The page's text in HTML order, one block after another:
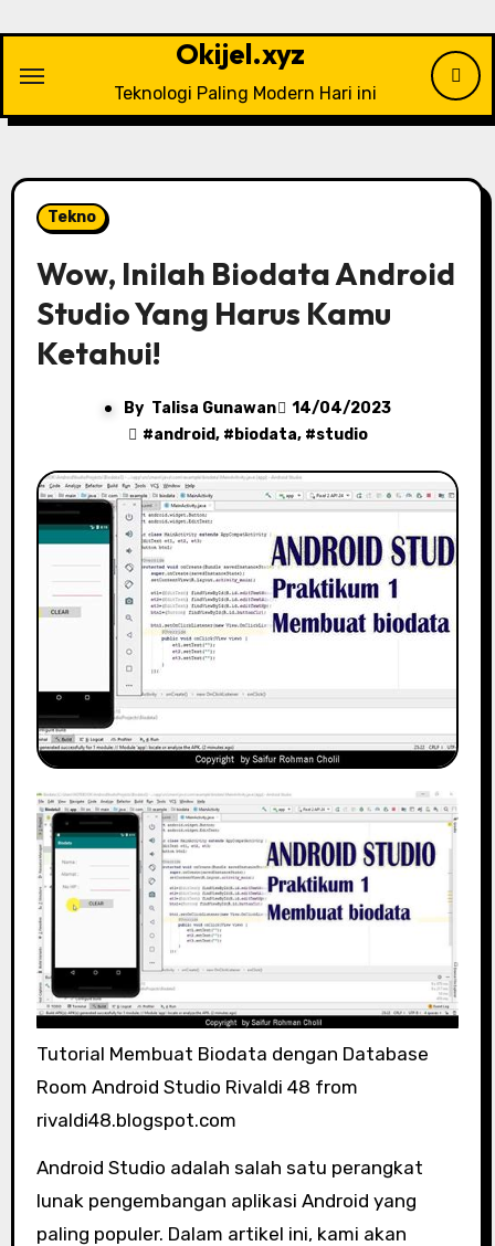
content
Okijel.xyz
Teknologi Paling Modern Hari ini
Tekno
Wow, Inilah Biodata Android
Studio Yang Harus Kamu
Ketahui!
By Talisa Gunawan
14/04/2023
#android, # biodata, #studio
Tutorial Membuat Biodata dengan Database
Room Android Studio Rivaldi 48 from
rivaldi48.blogspot.com
Android Studio adalah salah satu perangkat
lunak pengembangan aplikasi Android yang
paling populer. Dalam artikel ini, kami akan